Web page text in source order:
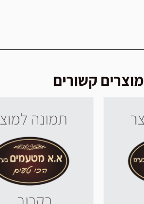
מוצרים קשורים